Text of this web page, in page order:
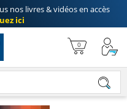
nos livres & vidéos en accès
ici